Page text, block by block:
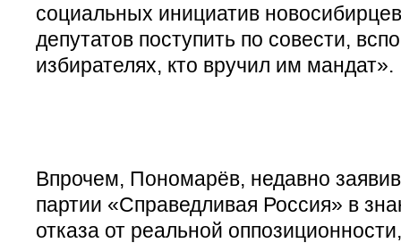
социальных инициатив
депутатов поступить по совести,
избирателях, кто вручил им мандат».
Впрочем, Пономарёв, недавно
партии «Справедливая Россия» в
отказа от реальной